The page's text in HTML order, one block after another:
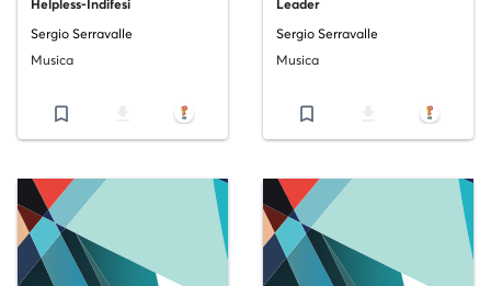
Helpless-Indifesi
Sergio Serravalle
Musica
bookmark_border
Leader
Sergio Serravalle
Musica
bookmark_border